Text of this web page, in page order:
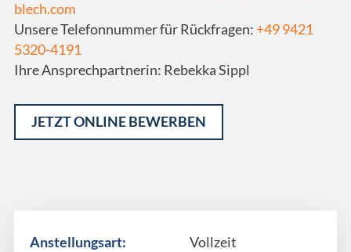
blech.com
Unsere Telefonnummer für Rückfragen: +49 9421
5320-4191
Ihre Ansprechpartnerin: Rebekka Sippl
JETZT ONLINE BEWERBEN
Anstellungsart:
Vollzeit